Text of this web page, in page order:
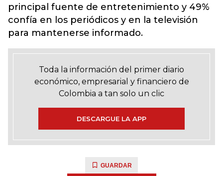
principal fuente de entretenimiento y 49%
confía en los periódicos y en la televisión
para mantenerse informado.
Toda la información del primer diario
económico, empresarial y financiero de
Colombia a tan solo un clic
DESCARGUE LA APP
GUARDAR